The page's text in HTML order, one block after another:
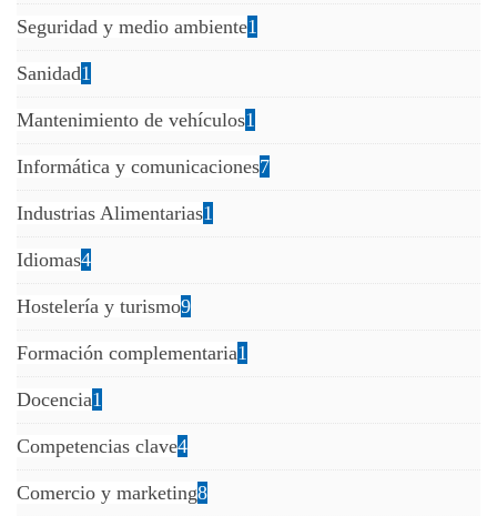
Seguridad y medio ambiente1
Sanidad1
Mantenimiento de vehículos1
Informática y comunicaciones7
Industrias Alimentarias1
Idiomas4
Hostelería y turismo9
Formación complementaria1
Docencia1
Competencias clave4
Comercio y marketing8